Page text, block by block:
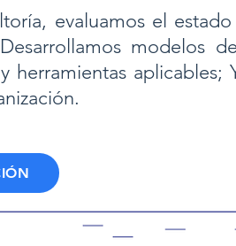
evaluamos el
modelos
herramientas